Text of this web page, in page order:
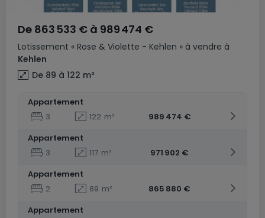
Lotissement « Rose & Violette - Kehlen » à vendre à
Kehlen
De 863 533 € à 989 474 €
De 89 à 122 m²
Appartement
3
122 m²
989 474 €
Appartement
3
117 m²
971 902 €
Appartement
2
89 m²
865 880 €
Appartement